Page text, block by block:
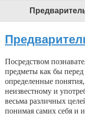
Посредством
предметы как бы перед
определенные
неизвестному и
весьма различных
понимая самих себя и